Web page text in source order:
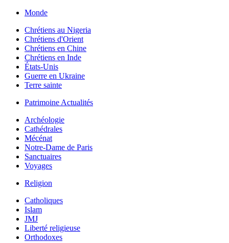
Monde
Chrétiens au Nigeria
Chrétiens d'Orient
Chrétiens en Chine
Chrétiens en Inde
États-Unis
Guerre en Ukraine
Terre sainte
Patrimoine Actualités
Archéologie
Cathédrales
Mécénat
Notre-Dame de Paris
Sanctuaires
Voyages
Religion
Catholiques
Islam
JMJ
Liberté religieuse
Orthodoxes